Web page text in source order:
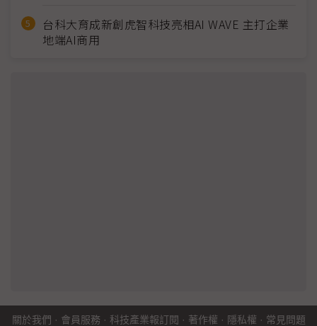
台科大育成新創虎智科技亮相AI WAVE 主打企業
地端AI商用
關於我們 · 會員服務 · 科技產業報訂閱 · 著作權 · 隱私權 · 常見問題